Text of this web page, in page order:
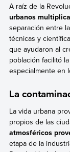
A raíz de la
urbanos
separación entre
técnicas y
que ayudaron al
población facilitó
especialmente en
La
La vida urbana
propios de las
atmosféricos
etapa de la